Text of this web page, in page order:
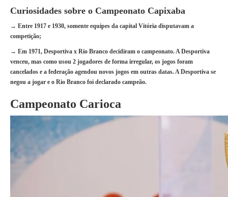
Curiosidades sobre o Campeonato Capixaba
→ Entre 1917 e 1930, somente equipes da capital Vitória disputavam a
competição;
→ Em 1971, Desportiva x Rio Branco decidiram o campeonato. A Desportiva
venceu, mas como usou 2 jogadores de forma irregular, os jogos foram
cancelados e a federação agendou novos jogos em outras datas. A Desportiva se
negou a jogar e o Rio Branco foi declarado campeão.
Campeonato Carioca